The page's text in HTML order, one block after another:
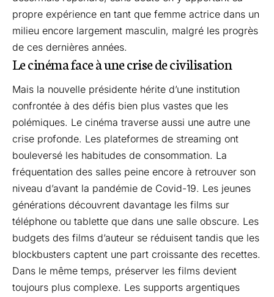
propre expérience en tant que femme actrice dans un
milieu encore largement masculin, malgré les progrès
de ces dernières années.
Le cinéma face à une crise de civilisation
Mais la nouvelle présidente hérite d’une institution
confrontée à des défis bien plus vastes que les
polémiques. Le cinéma traverse aussi une autre une
crise profonde. Les plateformes de streaming ont
bouleversé les habitudes de consommation. La
fréquentation des salles peine encore à retrouver son
niveau d’avant la pandémie de Covid-19. Les jeunes
générations découvrent davantage les films sur
téléphone ou tablette que dans une salle obscure. Les
budgets des films d’auteur se réduisent tandis que les
blockbusters captent une part croissante des recettes.
Dans le même temps, préserver les films devient
toujours plus complexe. Les supports argentiques